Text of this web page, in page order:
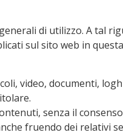
di utilizzo. A tal
sul sito web in
video, documenti,
senza il
fruendo dei relativi